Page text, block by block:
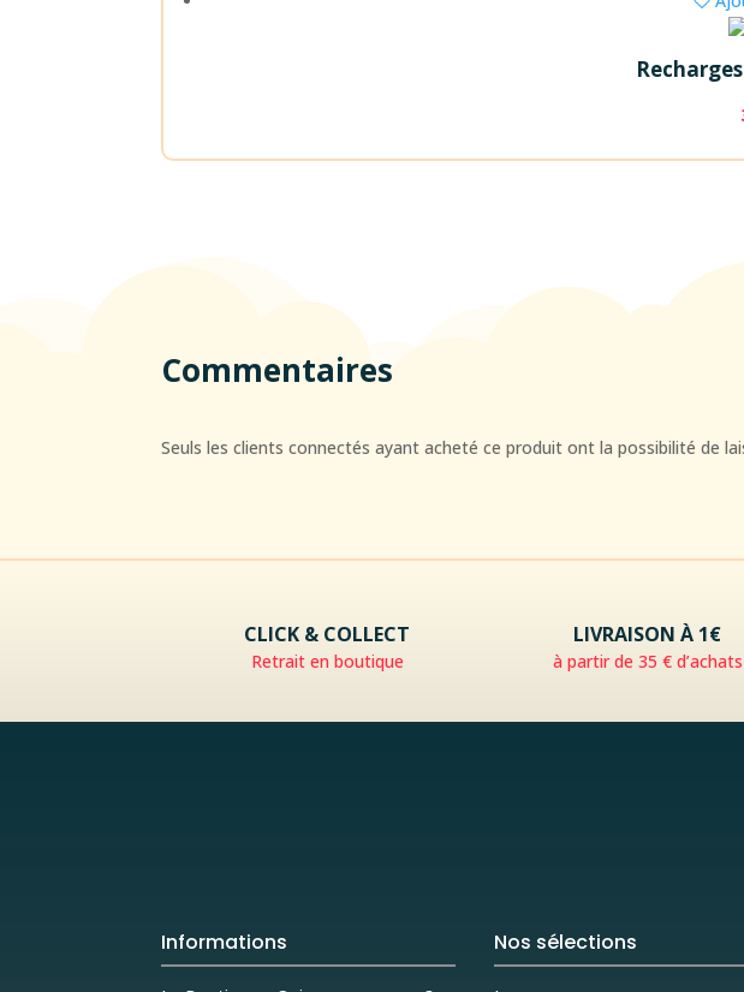
Commentaires
Seuls les clients connectés ayant acheté ce produit ont la possibilité de
CLICK & COLLECT
Retrait en boutique
LIVRAISON À 1€
à partir de 35 € d’achats
Informations Nos sélections